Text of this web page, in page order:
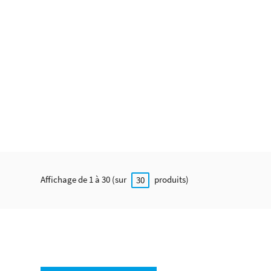
Affichage de 1 à 30 (sur 30 produits)